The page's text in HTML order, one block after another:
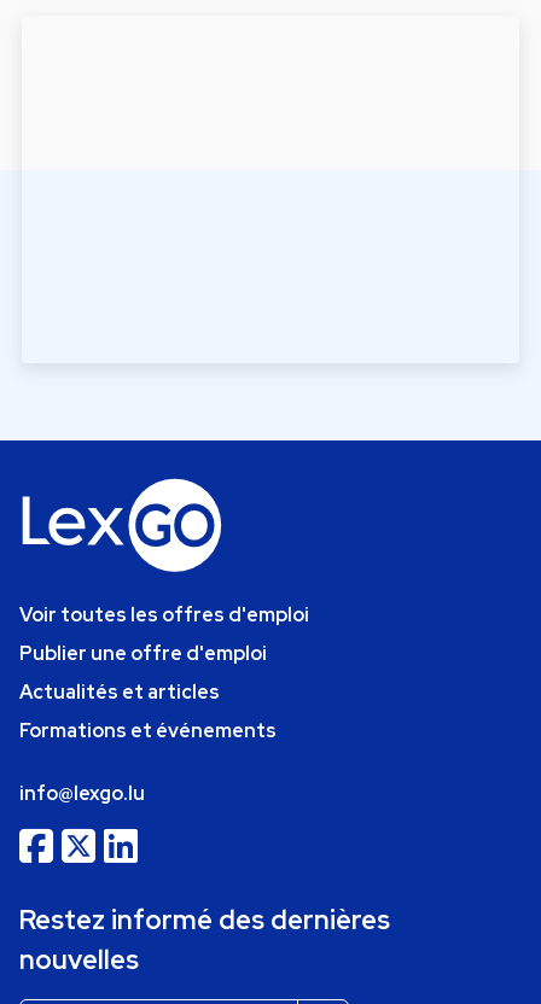
Voir toutes les offres d'emploi
Publier une offre d'emploi
Actualités et articles
Formations et événements
info@lexgo.lu
Restez informé des dernières
nouvelles